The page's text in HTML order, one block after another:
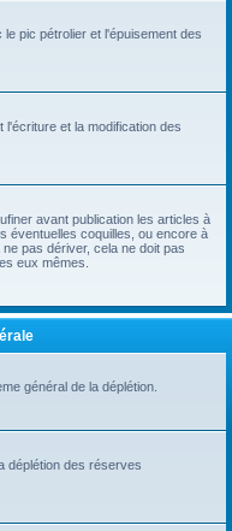
pic pétrolier et l'épuisement des
et la modification des
avant publication les articles à
éventuelles coquilles, ou encore à
pas dériver, cela ne doit pas
eux mêmes.
général de la déplétion.
déplétion des réserves